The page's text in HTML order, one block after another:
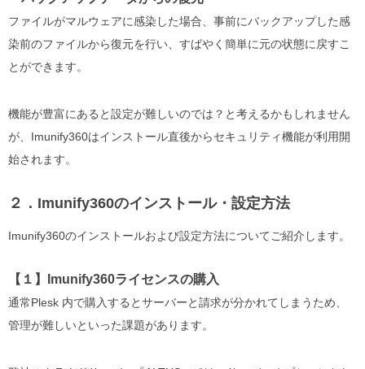
ファイルがマルウェアに感染した場合、事前にバックアップした感
染前のファイルから復元を行い、すばやく簡単に元の状態に戻すこ
とができます。
機能が豊富にあると設定が難しいのでは？と考えるかもしれません
が、Imunify360はインストール直後からセキュリティ機能が利用開
始されます。
２．Imunify360のインストール・設定方法
Imunify360のインストールおよび設定方法についてご紹介します。
【１】Imunify360ライセンスの購入
通常Plesk 内で購入するとサーバーと請求が分かれてしまうため、
管理が難しいといった課題があります。